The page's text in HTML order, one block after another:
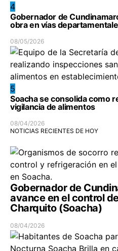
4
Gobernador de
obra en vías
08/05/2026
5
Soacha se consolida como
vigilancia de alimentos
08/04/2026
NOTICIAS RECIENTES DE HOY
Gobernador de
avance en el control
Charquito (Soacha)
08/04/2026